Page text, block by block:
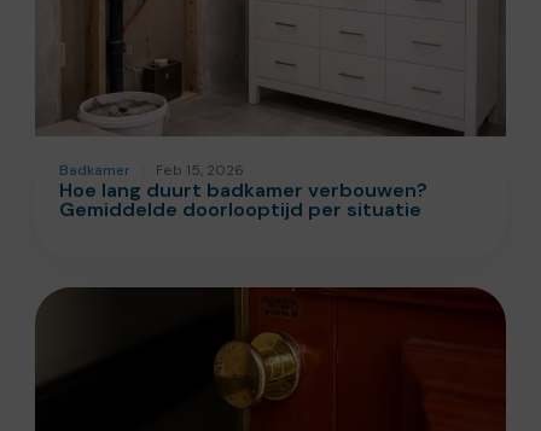
Badkamer Feb 15, 2026
Hoe lang duurt badkamer verbouwen?
Gemiddelde doorlooptijd per situatie